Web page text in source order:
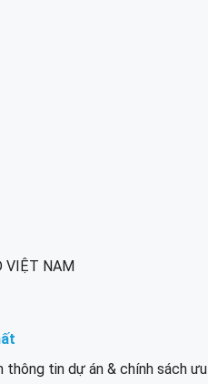
VIỆT NAM
tin dự án & chính sách ưu